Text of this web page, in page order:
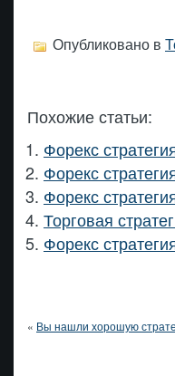
Опубликовано в
Похожие статьи:
Форекс
Форекс
Форекс
Торговая
Форекс
« Вы нашли хорошую